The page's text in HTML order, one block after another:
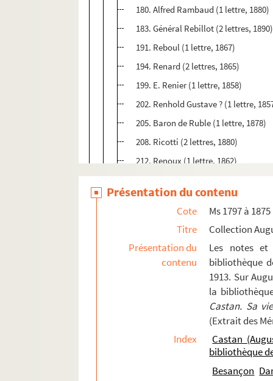
180. Alfred Rambaud (1 lettre, 1880)
183. Général Rebillot (2 lettres, 1890)
191. Reboul (1 lettre, 1867)
194. Renard (2 lettres, 1865)
199. E. Renier (1 lettre, 1858)
202. Renhold Gustave ? (1 lettre,
205. Baron de Ruble (1 lettre, 1878)
208. Ricotti (2 lettres, 1880)
212. Renoux (1 lettre, 1862)
215. Revoil (1 lettre, 1886)
218. Comte Riant (2 lettres, 1885-
221. Abbé Richard (1 lettre, 1878)
224. De Ring (4 lettres, 1858-1861)
231. Duc de Rivoli (3 lettres, 1892)
238. Rizzini (1 lettre, 1886)
241. Zéphirin Robert (1 lettre, 1889)
247. Ulysse Robert (5 lettres, 1865-
260. Robit (4 lettres, 1881)
271. Dehaisnes (2 lettres, 1880-1881)
Présentation du contenu
Cote
Ms 1797 à 1875
Titre
Collection
Présentation du
contenu
Les notes
bibliothèque
1913. Sur
la
Castan. Sa
(Extrait des
Index
Castan
bibliothèque
Besançon